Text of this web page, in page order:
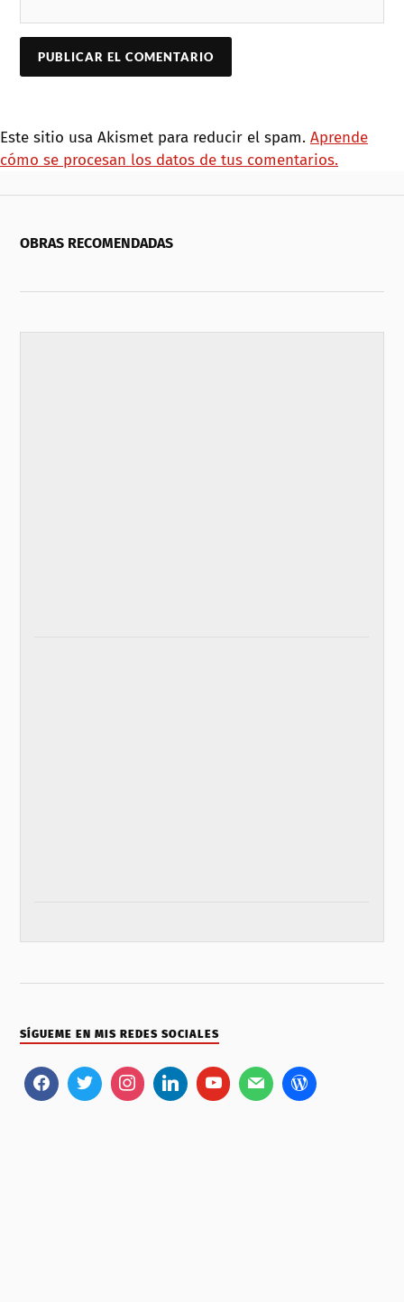
Este sitio usa Akismet para reducir el spam. Aprende
cómo se procesan los datos de tus comentarios.
OBRAS RECOMENDADAS
SÍGUEME EN MIS REDES SOCIALES